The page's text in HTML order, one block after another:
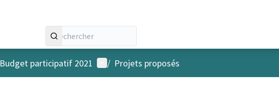
Budget participatif 2021 Menu utilisateur
/ Projets proposés